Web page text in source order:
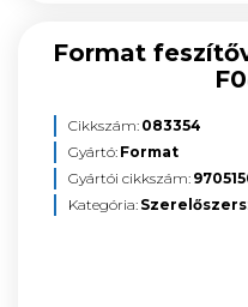
Format
Cikkszám: 083354
Gyártó: Format
Gyártói cikkszám:
Kategória: